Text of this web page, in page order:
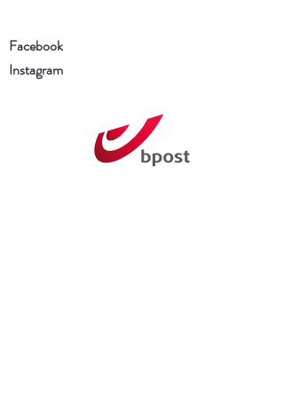
Facebook
Instagram